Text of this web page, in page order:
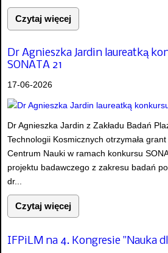
Czytaj więcej
Dr Agnieszka Jardin laureatką
SONATA 21
17-06-2026
Dr Agnieszka Jardin z Zakładu Badań
Technologii Kosmicznych otrzymała
Centrum Nauki w ramach konkursu
projektu badawczego z zakresu badań
dr...
Czytaj więcej
IFPiLM na 4. Kongresie "Nauka